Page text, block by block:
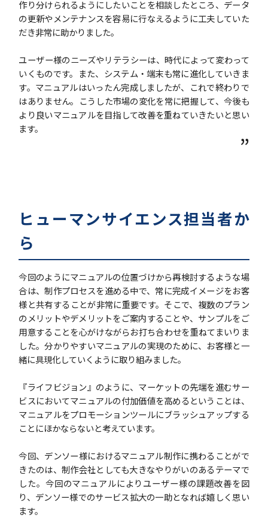
作り分けられるようにしたいことを相談したところ、データ
の更新やメンテナンスを容易に行なえるように工夫していた
だき非常に助かりました。
ユーザー様のニーズやリテラシーは、時代によって変わって
いくものです。また、システム・端末も常に進化していきま
す。マニュアルはいったん完成しましたが、これで終わりで
はありません。こうした市場の変化を常に把握して、今後も
より良いマニュアルを目指して改善を重ねていきたいと思い
ます。
”
ヒューマンサイエンス担当者か
ら
今回のようにマニュアルの位置づけから再検討するような場
合は、制作プロセスを進める中で、常に完成イメージをお客
様と共有することが非常に重要です。そこで、複数のプラン
のメリットやデメリットをご案内することや、サンプルをご
用意することを心がけながらお打ち合わせを重ねてまいりま
した。分かりやすいマニュアルの実現のために、お客様と一
緒に具現化していくように取り組みました。
『ライフビジョン』のように、マーケットの先端を進むサー
ビスにおいてマニュアルの付加価値を高めるということは、
マニュアルをプロモーションツールにブラッシュアップする
ことにほかならないと考えています。
今回、デンソー様におけるマニュアル制作に携わることがで
きたのは、制作会社としても大きなやりがいのあるテーマで
した。今回のマニュアルによりユーザー様の課題改善を図
り、デンソー様でのサービス拡大の一助となれば嬉しく思い
ます。